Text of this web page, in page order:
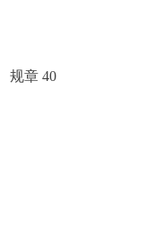
规章 40